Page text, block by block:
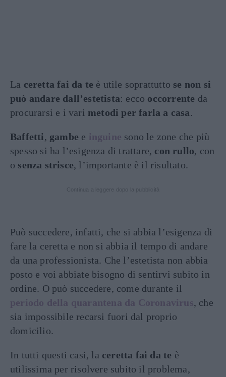
La ceretta fai da te è utile soprattutto se non si
può andare dall’estetista: ecco occorrente da
procurarsi e i vari metodi per farla a casa.
Baffetti, gambe e inguine sono le zone che più
spesso si ha l’esigenza di trattare, con rullo, con
o senza strisce, l’importante è il risultato.
Può succedere, infatti, che si abbia l’esigenza di
fare la ceretta e non si abbia il tempo di andare
da una professionista. Che l’estetista non abbia
posto e voi abbiate bisogno di sentirvi subito in
ordine. O può succedere, come durante il
periodo della quarantena da Coronavirus, che
sia impossibile recarsi fuori dal proprio
domicilio.
In tutti questi casi, la ceretta fai da te è
utilissima per risolvere subito il problema,